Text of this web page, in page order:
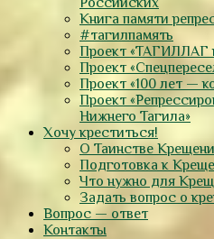
Книга памяти
#тагилпамять
Проект
Проект
Проект «100 лет —
Проект
Нижнего Тагила»
Хочу креститься!
О Таинстве
Подготовка к
Что нужно для
Задать вопрос о
Вопрос — ответ
Контакты